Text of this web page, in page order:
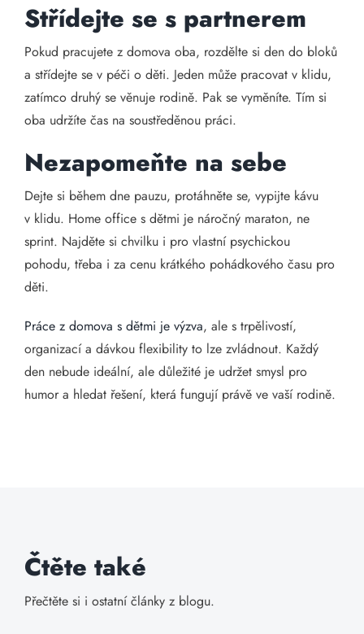
Střídejte se s partnerem
Pokud pracujete z domova oba, rozdělte si den do bloků
a střídejte se v péči o děti. Jeden může pracovat v klidu,
zatímco druhý se věnuje rodině. Pak se vyměníte. Tím si
oba udržíte čas na soustředěnou práci.
Nezapomeňte na sebe
Dejte si během dne pauzu, protáhněte se, vypijte kávu
v klidu. Home office s dětmi je náročný maraton, ne
sprint. Najděte si chvilku i pro vlastní psychickou
pohodu, třeba i za cenu krátkého pohádkového času pro
děti.
Práce z domova s dětmi je výzva, ale s trpělivostí,
organizací a dávkou flexibility to lze zvládnout. Každý
den nebude ideální, ale důležité je udržet smysl pro
humor a hledat řešení, která fungují právě ve vaší rodině.
Čtěte také
Přečtěte si i ostatní články z blogu.